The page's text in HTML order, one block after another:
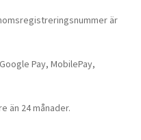
är
Pay, MobilePay,
än 24 månader.